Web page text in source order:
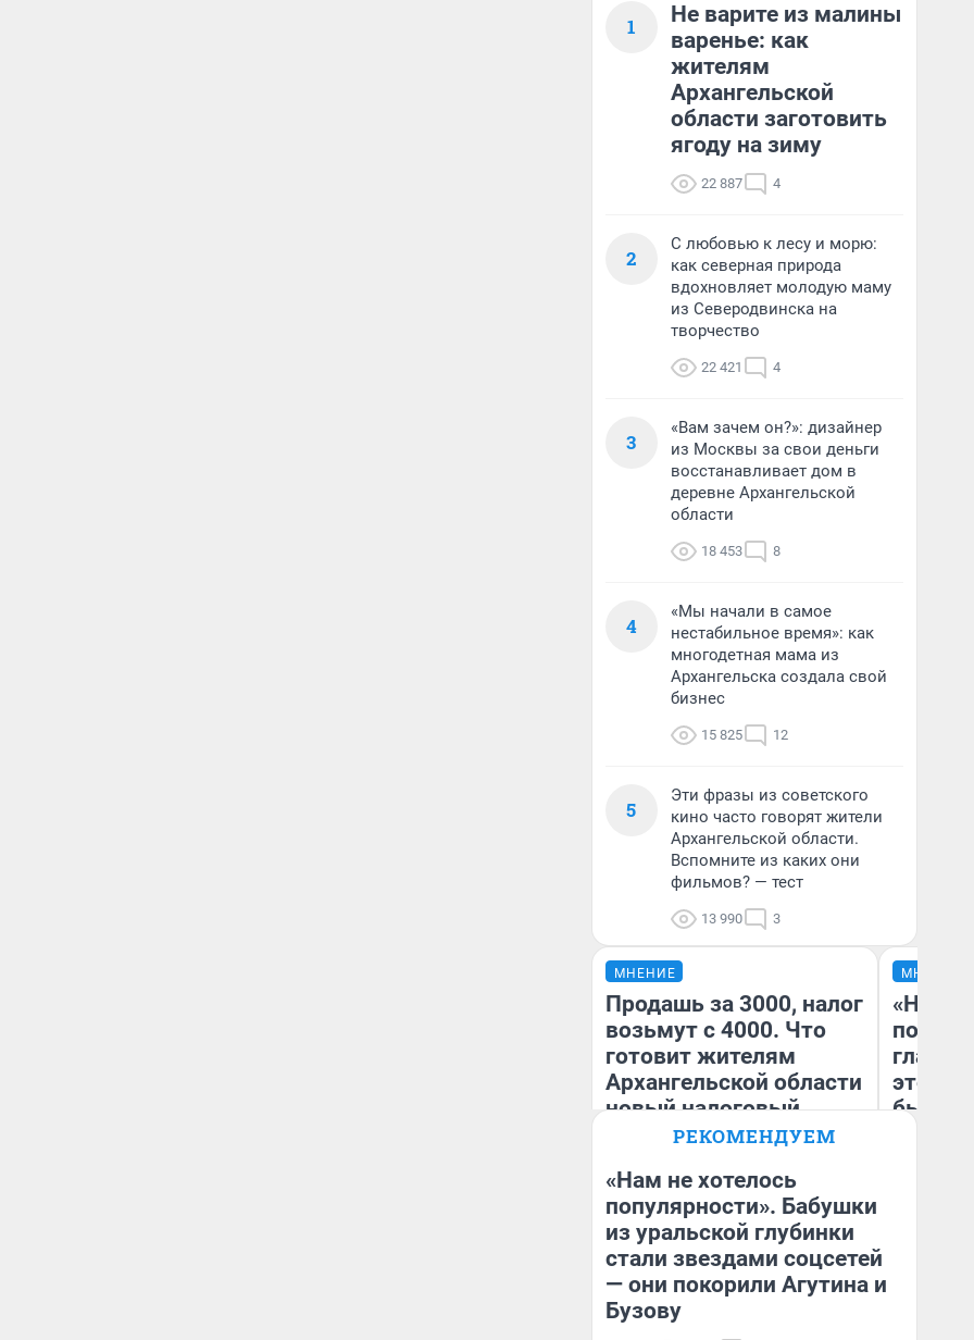
1
Не варите из малины
варенье: как
жителям
Архангельской
области заготовить
ягоду на зиму
22 887 4
2
С любовью к лесу и морю:
как северная природа
вдохновляет молодую маму
из Северодвинска на
творчество
22 421 4
3
«Вам зачем он?»: дизайнер
из Москвы за свои деньги
восстанавливает дом в
деревне Архангельской
области
18 453 8
4
«Мы начали в самое
нестабильное время»: как
многодетная мама из
Архангельска создала свой
бизнес
15 825 12
5
Эти фразы из советского
кино часто говорят жители
Архангельской области.
Вспомните из каких они
фильмов? — тест
13 990 3
МНЕНИЕ
Продашь за 3000, налог
возьмут с 4000. Что
готовит жителям
Архангельской области
новый налоговый
закон — он коснется
репетиторов
Анастасия Завгородняя
МНЕНИЕ
этого
бьет
РЕКОМЕНДУЕМ
«Нам не хотелось
популярности». Бабушки
из уральской глубинки
стали звездами соцсетей
— они покорили Агутина и
Бузову